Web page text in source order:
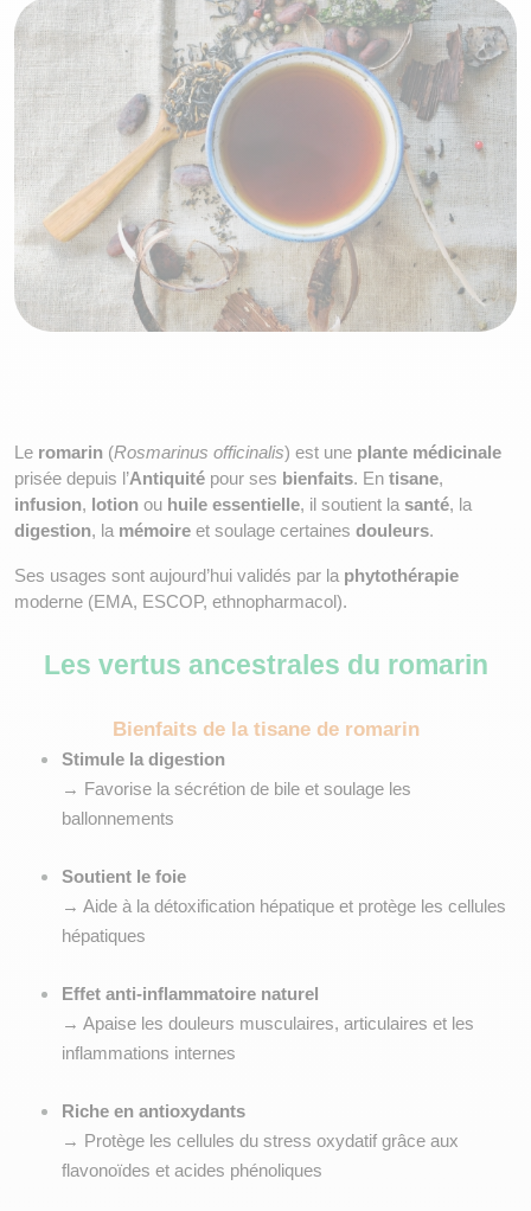
Le romarin (Rosmarinus officinalis) est une plante médicinale
prisée depuis l’Antiquité pour ses bienfaits. En tisane
infusion, lotion ou huile essentielle, il soutient la santé
digestion, la mémoire et soulage certaines douleurs.
Ses usages sont aujourd’hui validés par la phytothérapie
moderne (EMA, ESCOP, ethnopharmacol).
Les vertus ancestrales du romarin
Bienfaits de la tisane de romarin
Stimule la digestion
→ Favorise la sécrétion de bile et soulage les
ballonnements
Soutient le foie
→ Aide à la détoxification hépatique et protège les cellules
hépatiques
Effet anti-inflammatoire naturel
→ Apaise les douleurs musculaires, articulaires et les
inflammations internes
Riche en antioxydants
→ Protège les cellules du stress oxydatif grâce aux
flavonoïdes et acides phénoliques